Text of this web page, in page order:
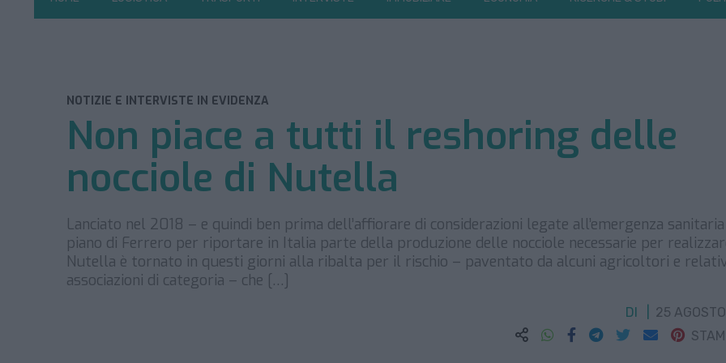
NOTIZIE E INTERVISTE IN EVIDENZA
Non piace a tutti il reshoring delle
nocciole di Nutella
Lanciato nel 2018 – e quindi ben prima dell’affiorare di considerazioni legate all’emergenza
piano di Ferrero per riportare in Italia parte della produzione delle nocciole necessarie per
Nutella è tornato in questi giorni alla ribalta per il rischio – paventato da alcuni agricoltori e
associazioni di categoria – che […]
DI
25